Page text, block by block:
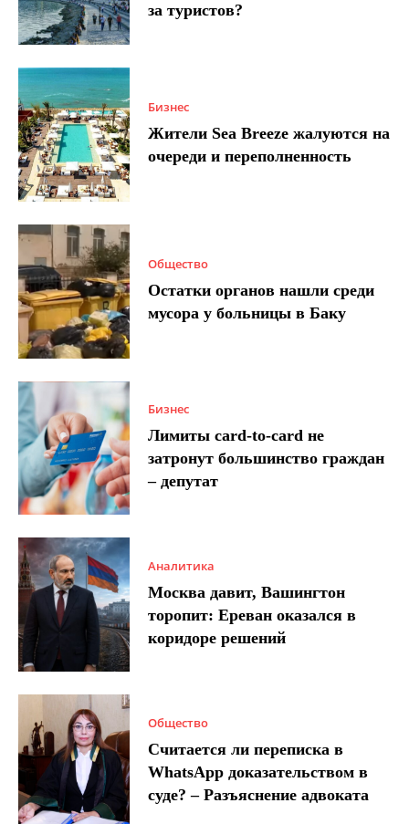
за туристов?
Бизнес
Жители Sea Breeze жалуются на
очереди и переполненность
Общество
Остатки органов нашли среди
мусора у больницы в Баку
Бизнес
Лимиты card-to-card не
затронут большинство граждан
– депутат
Аналитика
Москва давит, Вашингтон
торопит: Ереван оказался в
коридоре решений
Общество
Считается ли переписка в
WhatsApp доказательством в
суде? – Разъяснение адвоката